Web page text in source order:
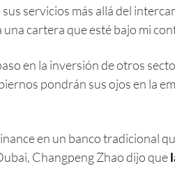
servicios más allá del
una cartera que esté bajo mi
en la inversión de otros
pondrán sus ojos en la
en un banco tradicional
Changpeng Zhao dijo que